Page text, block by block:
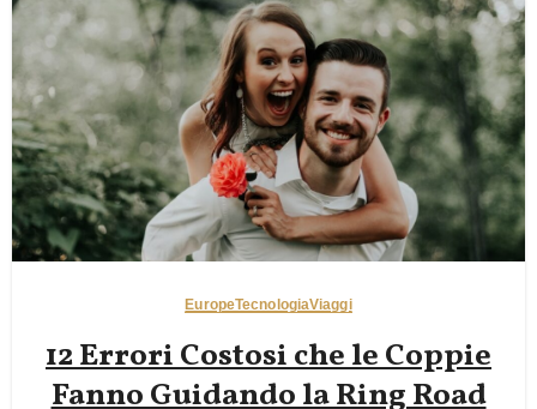
EuropeTecnologiaViaggi
12 Errori Costosi che le Coppie
Fanno Guidando la Ring Road